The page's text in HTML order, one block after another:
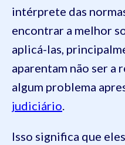
intérprete das
encontrar a melhor
aplicá-las,
aparentam não ser a
algum problema
judiciário
Isso significa que